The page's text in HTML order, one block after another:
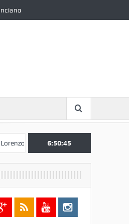
lascia il Convento di S. Chiara
6:50:46